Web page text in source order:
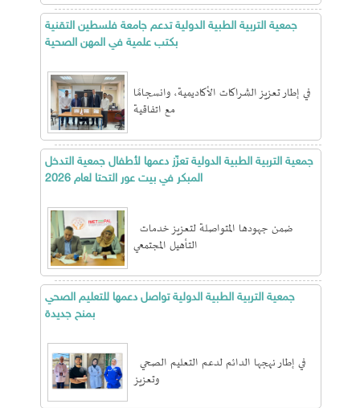
جمعية التربية الطبية الدولية تدعم جامعة فلسطين التقنية
بكتب علمية في المهن الصحية
في إطار تعزيز الشراكات الأكاديمية، وانسجامًا
مع اتفاقية
جمعية التربية الطبية الدولية تعزّز دعمها لأطفال جمعية التدخل
المبكر في بيت عور التحتا لعام 2026
التأهيل المجتمعي
جمعية التربية الطبية الدولية تواصل دعمها للتعليم الصحي
بمنح جديدة
وتعزيز